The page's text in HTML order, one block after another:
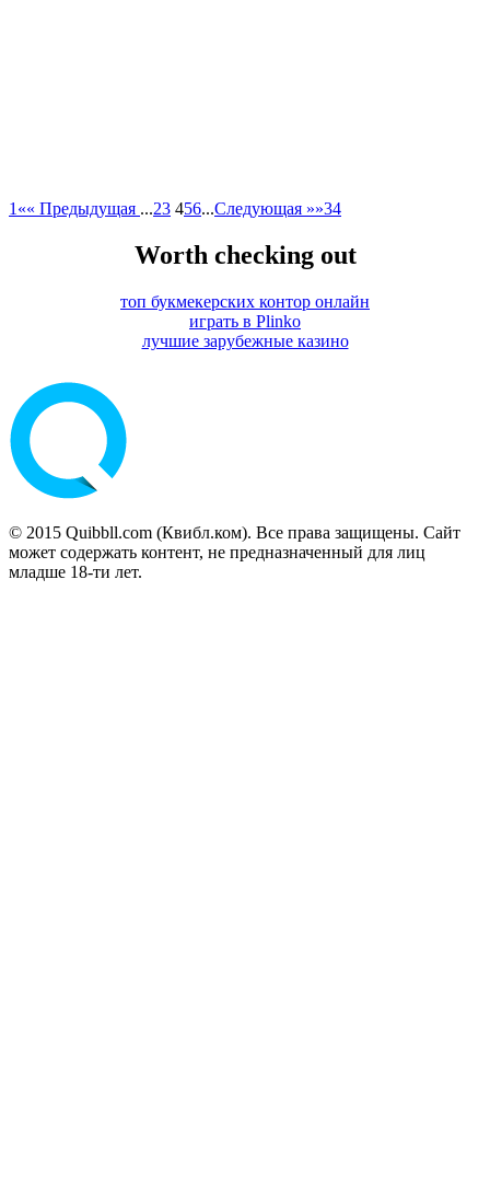
1 «« Предыдущая ...23 456...Следующая »»34
Worth checking out
топ букмекерских контор онлайн
играть в Plinko
лучшие зарубежные казино
© 2015 Quibbll.com (Квибл.ком). Все права защищены. Сайт
может содержать контент, не предназначенный для лиц
младше 18-ти лет.